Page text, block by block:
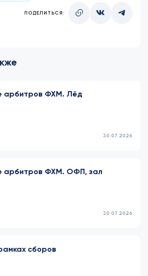
ПОДЕЛИТЬСЯ:
арбитров ФХМ. Лёд
30.07.2026
арбитров ФХМ. ОФП, зал
30.07.2026
сборов